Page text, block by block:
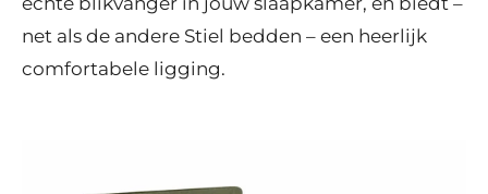
net als de andere Stiel bedden – een heerlijk
comfortabele ligging.